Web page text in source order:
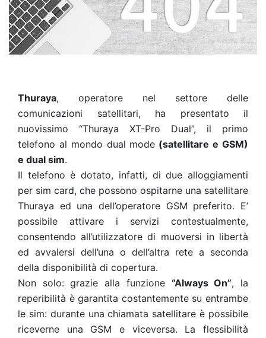
Thuraya, operatore nel settore delle
comunicazioni satellitari, ha presentato il
nuovissimo “Thuraya XT-Pro Dual”, il primo
telefono al mondo dual mode (satellitare e GSM)
e dual sim.
Il telefono è dotato, infatti, di due alloggiamenti
per sim card, che possono ospitarne una satellitare
Thuraya ed una dell’operatore GSM preferito. E’
possibile attivare i servizi contestualmente,
consentendo all’utilizzatore di muoversi in libertà
ed avvalersi dell’una o dell’altra rete a seconda
della disponibilità di copertura.
Non solo: grazie alla funzione “Always On”, la
reperibilità è garantita costantemente su entrambe
le sim: durante una chiamata satellitare è possibile
riceverne una GSM e viceversa. La flessibilità